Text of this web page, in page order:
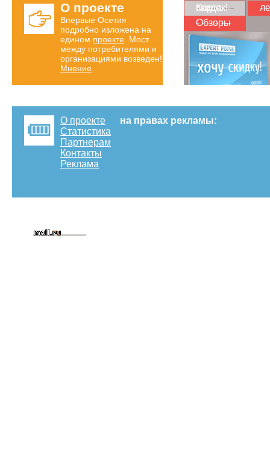
О проекте
Впервые Осетия
подробно изложена на
едином проекте . Мост
между потребителями и
организациями возведен!
Мнение
Карта скидок!
Обзоры
О проекте
Статистика
Партнерам
Контакты
Реклама
на правах рекламы: